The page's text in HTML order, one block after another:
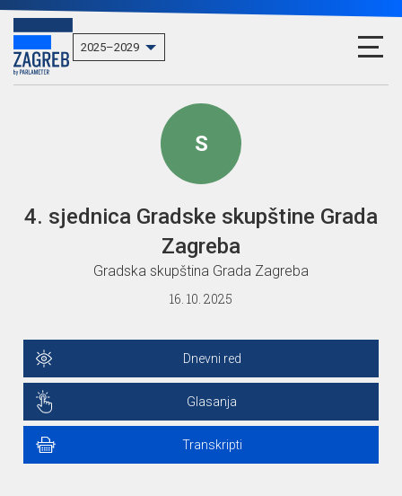
S
4. sjednica Gradske skupštine Grada
Zagreba
Gradska skupština Grada Zagreba
16. 10. 2025
Dnevni red
Glasanja
Transkripti